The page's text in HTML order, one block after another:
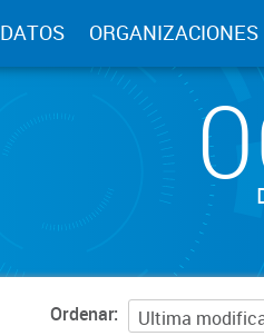
DATOS ORGANIZACIONES
Ordenar